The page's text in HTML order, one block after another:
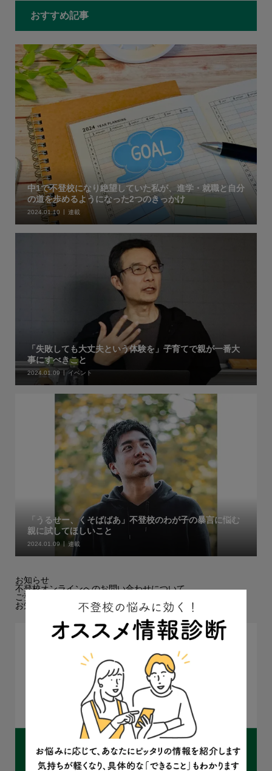
おすすめ記事
中1で不登校になり絶望していた私が、進学・就職と自分
の道を歩めるようになった2つのきっかけ
2024.01.10 連載
「失敗しても大丈夫という体験を」子育てで親が一番大
事にすべきこと
2024.01.09 イベント
「うるせー、くそばばあ」不登校のわが子の暴言に悩む
親に試してほしいこと
2024.01.09 連載
お知らせ
不登校オンラインへのお問い合わせについて
ご要望・ご感想フォームを設置しました！
お知らせ欄を追加しました